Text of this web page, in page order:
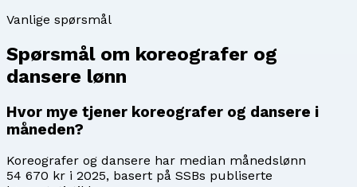
Vanlige spørsmål
Spørsmål om koreografer og
dansere lønn
Hvor mye tjener koreografer og dansere i
måneden?
Koreografer og dansere har median månedslønn
54 670 kr i 2025, basert på SSBs publiserte